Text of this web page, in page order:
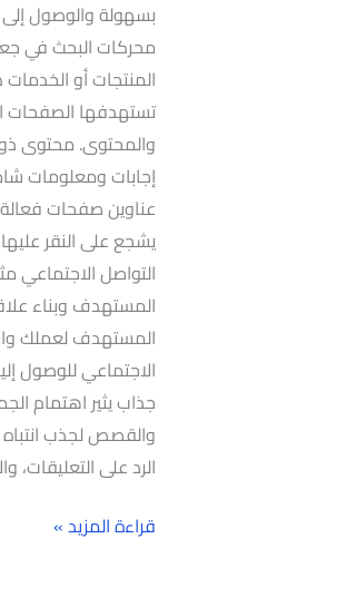
محركات البحث في
المنتجات أو
تستهدفها الصفحات
والمحتوى. محتوى
إجابات ومعلومات
عناوين صفحات
يشجع على النقر
التواصل الاجتماعي
المستهدف وبناء
المستهدف لعملك
الاجتماعي للوصول
جذاب يثير اهتمام
والقصص لجذب انتباه
الرد على
قراءة المزيد »